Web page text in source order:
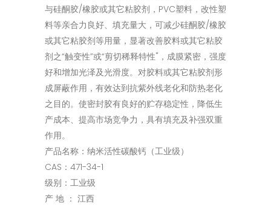
与硅酮胶/橡胶或其它粘胶剂，PVC塑料，改性塑
料等亲合力良好、填充量大，可减少硅酮胶/橡胶
或其它粘胶剂等用量，显著改善胶料或其它粘胶
剂之“触变性”或“剪切稀释特性"，成膜紧密，强度
好和增加光泽及光滑度。对胶料或其它粘胶剂形
成屏蔽作用，有效达到抗紫外线老化和防热老化
之目的。使密封胶有良好的贮存稳定性，降低生
产成本、提高市场竞争力，具有填充及补强双重
作用。
产品名称：纳米活性碳酸钙（工业级）
CAS：471-34-1
级别：工业级
产 地 ： 江西